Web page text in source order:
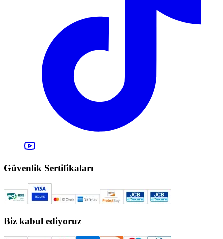
Güvenlik Sertifikaları
Biz kabul ediyoruz